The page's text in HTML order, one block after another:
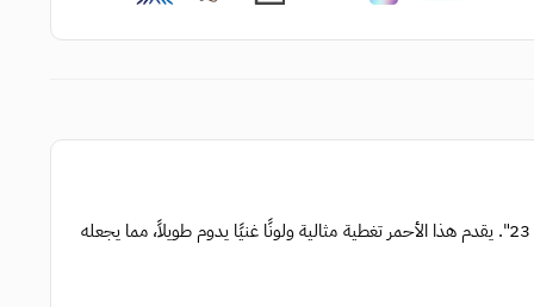
احصلي على أحمر شفاه مطفي يجمع بين الأناقة والجمال مع "ايسنس - احمر شفاه مطفي 23". يقدم هذا الأحمر تغطية مثالية ولونًا غنيًا يدوم طويلاً، مما يجعله